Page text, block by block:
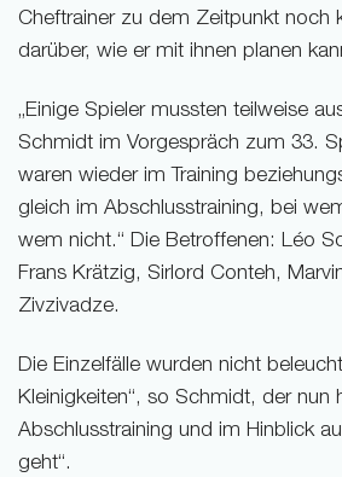
Cheftrainer zu dem Zeitpunkt noch
darüber, wie er mit ihnen planen
„Einige Spieler mussten teilweise
Schmidt im Vorgespräch zum 33.
waren wieder im Training
gleich im Abschlusstraining, bei
wem nicht.“ Die Betroffenen: Léo
Frans Krätzig, Sirlord Conteh,
Zivzivadze.
Die Einzelfälle wurden nicht
Kleinigkeiten“, so Schmidt, der nun
Abschlusstraining und im Hinblick
geht“.